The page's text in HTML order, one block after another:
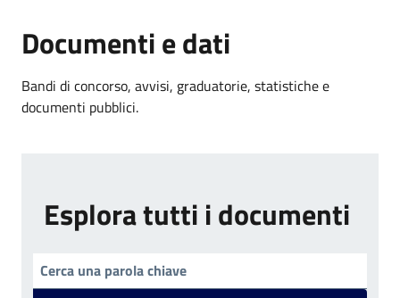
Documenti e dati
Bandi di concorso, avvisi, graduatorie, statistiche e
documenti pubblici.
Esplora tutti i documenti